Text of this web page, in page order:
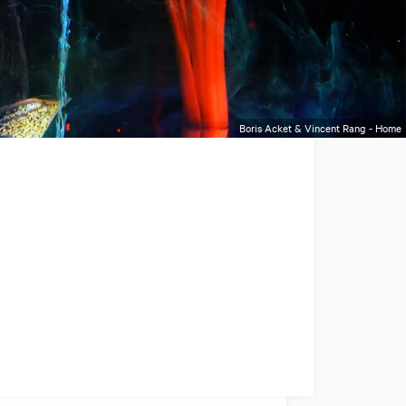
Boris Acket & Vincent Rang - Home